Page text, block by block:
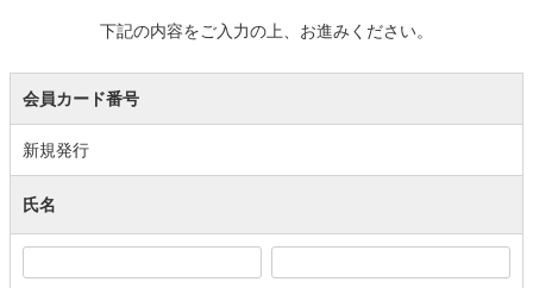
下記の内容をご入力の上、お進みください。
会員カード番号
新規発行
氏名